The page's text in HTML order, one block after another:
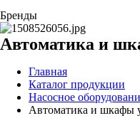
Бренды
Автоматика и
Главная
Каталог продукции
Насосное
Автоматика и шкафы